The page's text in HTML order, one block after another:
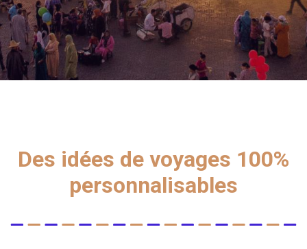
Des idées de voyages 100%
personnalisables